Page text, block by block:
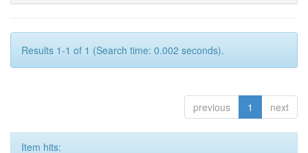
Results 1-1 of 1 (Search time: 0.002 seconds).
previous 1 next
Item hits: